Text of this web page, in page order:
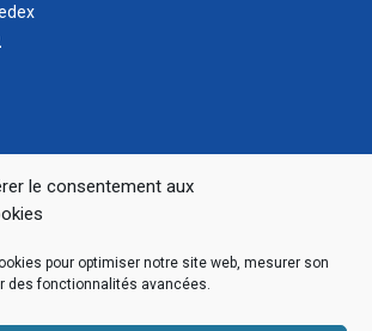
le consentement aux
pour optimiser notre site web, mesurer son
des fonctionnalités avancées.